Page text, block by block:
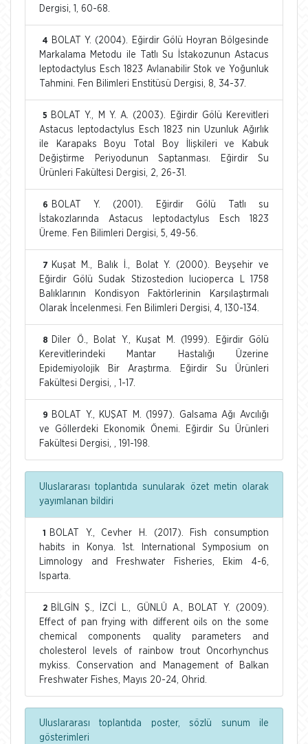
Dergisi, 1, 60-68.
4
BOLAT Y. (2004). Eğirdir Gölü Hoyran Bölgesinde
Markalama Metodu ile Tatlı Su İstakozunun Astacus
leptodactylus Esch 1823 Avlanabilir Stok ve Yoğunluk
Tahmini. Fen Bilimleri Enstitüsü Dergisi, 8, 34-37.
5
BOLAT Y., M Y. A. (2003). Eğirdir Gölü Kerevitleri
Astacus leptodactylus Esch 1823 nin Uzunluk Ağırlık
ile Karapaks Boyu Total Boy İlişkileri ve Kabuk
Değiştirme Periyodunun Saptanması. Eğirdir Su
Ürünleri Fakültesi Dergisi, 2, 26-31.
6
BOLAT Y. (2001). Eğirdir Gölü Tatlı su
İstakozlarında Astacus leptodactylus Esch 1823
Üreme. Fen Bilimleri Dergisi, 5, 49-56.
7
Kuşat M., Balık İ., Bolat Y. (2000). Beyşehir ve
Eğirdir Gölü Sudak Stizostedion lucioperca L 1758
Balıklarının Kondisyon Faktörlerinin Karşılaştırmalı
Olarak İncelenmesi. Fen Bilimleri Dergisi, 4, 130-134.
8
Diler Ö., Bolat Y., Kuşat M. (1999). Eğirdir Gölü
Kerevitlerindeki Mantar Hastalığı Üzerine
Epidemiyolojik Bir Araştırma. Eğirdir Su Ürünleri
Fakültesi Dergisi, , 1-17.
9
BOLAT Y., KUŞAT M. (1997). Galsama Ağı Avcılığı
ve Göllerdeki Ekonomik Önemi. Eğirdir Su Ürünleri
Fakültesi Dergisi, , 191-198.
Uluslararası toplantıda sunularak özet metin olarak
yayımlanan bildiri
1
BOLAT Y., Cevher H. (2017). Fish consumption
habits in Konya. 1st. International Symposium on
Limnology and Freshwater Fisheries, Ekim 4-6,
Isparta.
2 BİLGİN Ş., İZCİ L., GÜNLÜ A., BOLAT Y. (2009).
Effect of pan frying with different oils on the some
chemical components quality parameters and
cholesterol levels of rainbow trout Oncorhynchus
mykiss. Conservation and Management of Balkan
Freshwater Fishes, Mayıs 20-24, Ohrid.
Uluslararası toplantıda poster, sözlü sunum ile
gösterimleri